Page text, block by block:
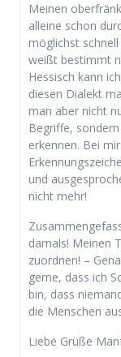
Meinen
alleine schon
möglichst
weißt bestimmt
Hessisch kann
diesen Dialekt
man aber nicht
Begriffe,
erkennen. Bei
und
nicht mehr!
damals! Meinen
zuordnen! –
gerne, dass ich
bin, dass
die Menschen
Liebe Grüße